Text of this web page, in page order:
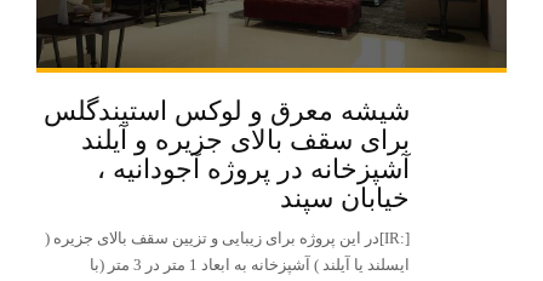
شیشه معرق و لوکس استیندگلس
برای سقف بالای جزیره و آیلند
آشپزخانه در پروژه آجودانیه ،
خیابان سپند
[:IR]در این پروژه برای زیبایی و تزیین سقف بالای جزیره (
ایسلند یا آیلند ) آشپزخانه به ابعاد 1 متر در 3 متر (با